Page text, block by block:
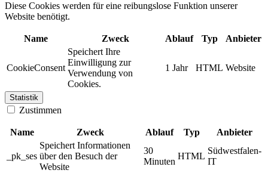
Diese Cookies werden für eine reibungslose Funktion unserer
Website benötigt.
Name Zweck Ablauf Typ Anbieter
CookieConsent
Speichert Ihre
Einwilligung zur
Verwendung von
Cookies.
1 Jahr HTML Website
Statistik
Zustimmen
Name Zweck Ablauf Typ Anbieter
_pk_ses
Speichert Informationen
über den Besuch der
Website
30
Minuten
HTML
Südwestfalen-
IT